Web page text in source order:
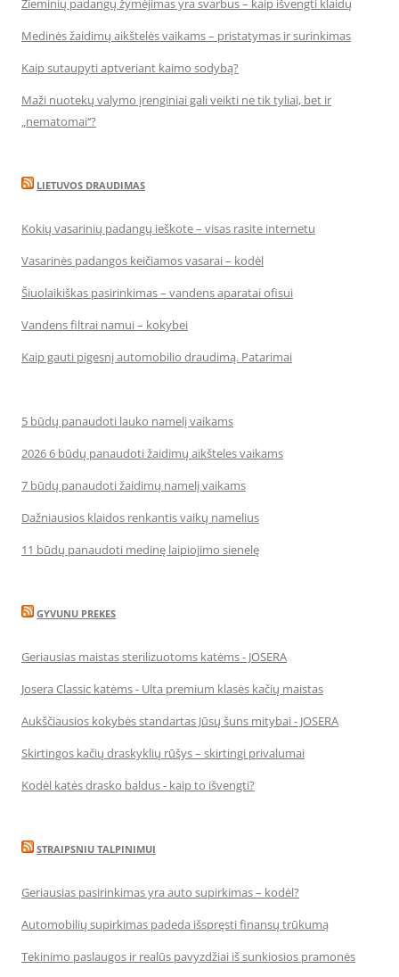
Žieminių padangų žymėjimas yra svarbus – kaip išvengti klaidų
Medinės žaidimų aikštelės vaikams – pristatymas ir surinkimas
Kaip sutaupyti aptveriant kaimo sodybą?
Maži nuotekų valymo įrenginiai gali veikti ne tik tyliai, bet ir
„nematomai‘‘?
LIETUVOS DRAUDIMAS
Kokių vasarinių padangų ieškote – visas rasite internetu
Vasarinės padangos keičiamos vasarai – kodėl
Šiuolaikiškas pasirinkimas – vandens aparatai ofisui
Vandens filtrai namui – kokybei
Kaip gauti pigesnį automobilio draudimą. Patarimai
5 būdų panaudoti lauko namelį vaikams
2026 6 būdų panaudoti žaidimų aikšteles vaikams
7 būdų panaudoti žaidimų namelį vaikams
Dažniausios klaidos renkantis vaikų namelius
11 būdų panaudoti medinę laipiojimo sienelę
GYVUNU PREKES
Geriausias maistas sterilizuotoms katėms - JOSERA
Josera Classic katėms - Ulta premium klasės kačių maistas
Aukščiausios kokybės standartas Jūsų šuns mitybai - JOSERA
Skirtingos kačių draskyklių rūšys – skirtingi privalumai
Kodėl katės drasko baldus - kaip to išvengti?
STRAIPSNIU TALPINIMUI
Geriausias pasirinkimas yra auto supirkimas – kodėl?
Automobilių supirkimas padeda išspręsti finansų trūkumą
Tekinimo paslaugos ir realūs pavyzdžiai iš sunkiosios pramonės